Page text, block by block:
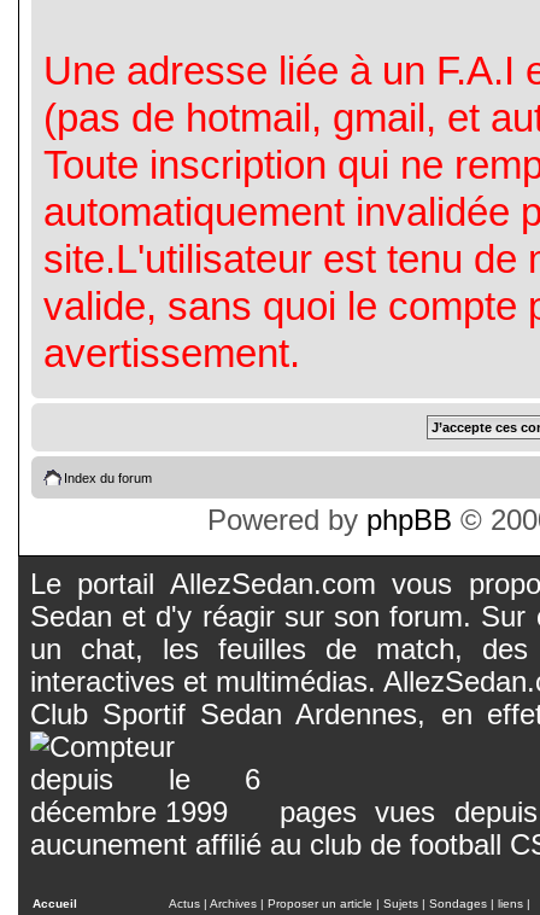
Une adresse liée à un F.A.I
(pas de hotmail, gmail, et
Toute inscription qui ne
automatiquement invalidée
site.L'utilisateur est tenu de
valide, sans quoi le compte
avertissement.
Index du forum
Powered by phpBB ©
Le portail AllezSedan.com vous
Sedan et d'y réagir sur son forum.
un chat, les feuilles de match, des
interactives et multimédias.
Club Sportif Sedan Ardennes, en
pages vues
aucunement affilié au club de football
Accueil Actus | Archives | Proposer un article | Sujets | Sondages | liens |